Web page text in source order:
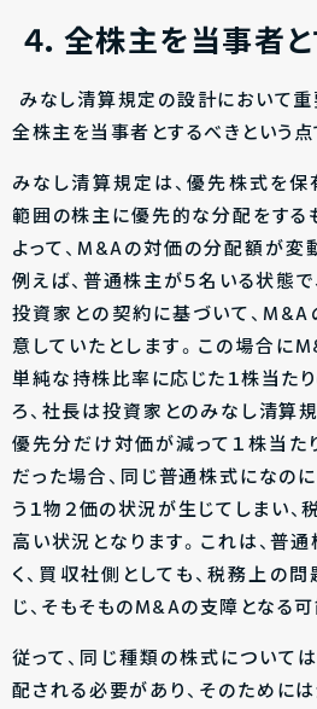
４．全株主を当事者
みなし清算規定の設計において重
全株主を当事者とするべきという点
みなし清算規定は、優先株式を
範囲の株主に優先的な分配をする
よって、M&Aの対価の分配額が変
例えば、普通株主が５名いる状態で
投資家との契約に基づいて、
意していたとします。この場合に
単純な持株比率に応じた１株当た
ろ、社長は投資家とのみなし清算
優先分だけ対価が減って１株当
だった場合、同じ普通株式になの
う１物２価の状況が生じてしまい、
高い状況となります。これは、普
く、買収社側としても、税務上の
じ、そもそものM&Aの支障となる可
従って、同じ種類の株式について
配される必要があり、そのために